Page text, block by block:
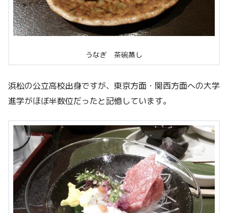
うなぎ 茶碗蒸し
浜松の公立高校出身ですが、東京方面・関西方面への大学
進学がほぼ半数位だったと記憶しています。